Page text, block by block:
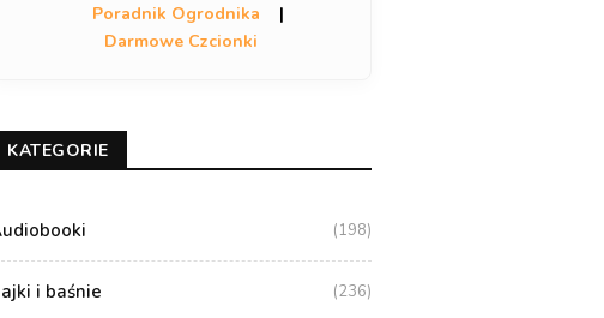
Poradnik Ogrodnika
|
Darmowe Czcionki
KATEGORIE
(198)
i baśnie (236)